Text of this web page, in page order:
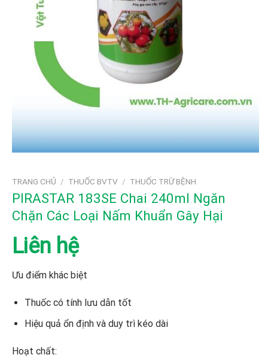
TRANG CHỦ / THUỐC BVTV / THUỐC TRỪ BỆNH
PIRASTAR 183SE Chai 240ml Ngăn
Chặn Các Loại Nấm Khuẩn Gây Hại
Liên hệ
Ưu điểm khác biệt
Thuốc có tính lưu dẫn tốt
Hiệu quả ổn định và duy trì kéo dài
Hoạt chất: